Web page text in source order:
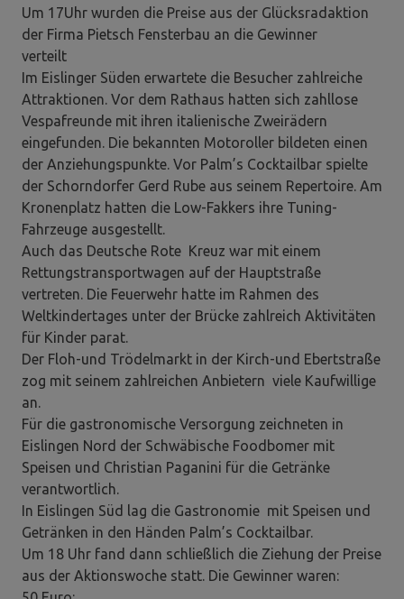
Um 17Uhr wurden die Preise aus der Glücksradaktion
der Firma Pietsch Fensterbau an die Gewinner
verteilt
Im Eislinger Süden erwartete die Besucher zahlreiche
Attraktionen. Vor dem Rathaus hatten sich zahllose
Vespafreunde mit ihren italienische Zweirädern
eingefunden. Die bekannten Motoroller bildeten einen
der Anziehungspunkte. Vor Palm’s Cocktailbar spielte
der Schorndorfer Gerd Rube aus seinem Repertoire. Am
Kronenplatz hatten die Low-Fakkers ihre Tuning-
Fahrzeuge ausgestellt.
Auch das Deutsche Rote Kreuz war mit einem
Rettungstransportwagen auf der Hauptstraße
vertreten. Die Feuerwehr hatte im Rahmen des
Weltkindertages unter der Brücke zahlreich Aktivitäten
für Kinder parat.
Der Floh-und Trödelmarkt in der Kirch-und Ebertstraße
zog mit seinem zahlreichen Anbietern viele Kaufwillige
an.
Für die gastronomische Versorgung zeichneten in
Eislingen Nord der Schwäbische Foodbomer mit
Speisen und Christian Paganini für die Getränke
verantwortlich.
In Eislingen Süd lag die Gastronomie mit Speisen und
Getränken in den Händen Palm’s Cocktailbar.
Um 18 Uhr fand dann schließlich die Ziehung der Preise
aus der Aktionswoche statt. Die Gewinner waren: